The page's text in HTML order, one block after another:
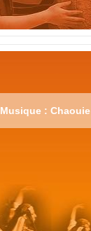
Musique : Chaouie